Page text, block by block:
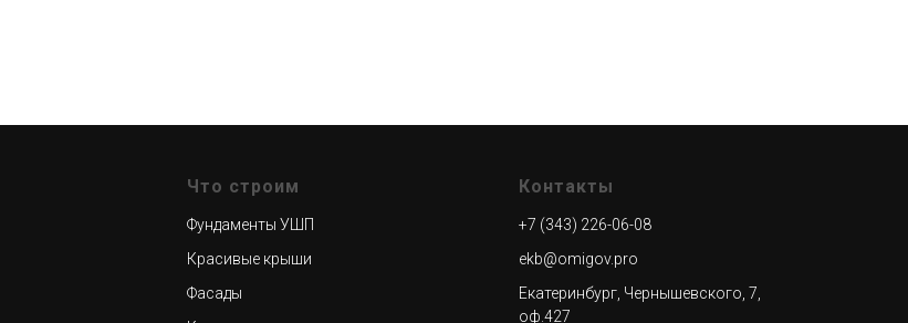
Что строим
Фундаменты УШП
Красивые крыши
Фасады
Контакты
+7 (343) 226-06-08
ekb@omigov.pro
Екатеринбург, Чернышевского, 7,
оф.427